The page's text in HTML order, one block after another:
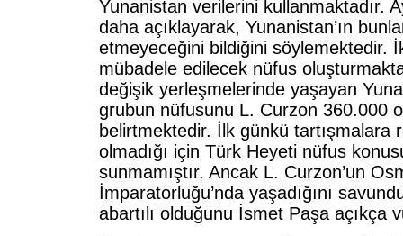
Yunanistan verilerini kullanmaktadır.
daha açıklayarak, Yunanistan’ın
etmeyeceğini bildiğini söylemektedir.
mübadele edilecek nüfus
değişik yerleşmelerinde yaşayan
grubun nüfusunu L. Curzon 360.000
belirtmektedir. İlk günkü tartışmalara
olmadığı için Türk Heyeti nüfus
sunmamıştır. Ancak L. Curzon’un
İmparatorluğu’nda yaşadığını
abartılı olduğunu İsmet Paşa açıkça